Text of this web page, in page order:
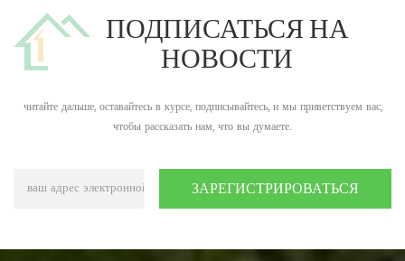
ПОДПИСАТЬСЯ НА
НОВОСТИ
читайте дальше, оставайтесь в курсе, подписывайтесь, и мы приветствуем вас,
чтобы рассказать нам, что вы думаете.